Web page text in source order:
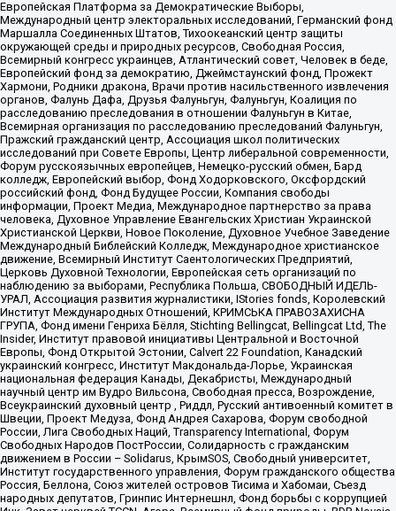
Европейская Платформа за Демократические Выборы,
Международный центр электоральных исследований, Германский фонд
Маршалла Соединенных Штатов, Тихоокеанский центр защиты
окружающей среды и природных ресурсов, Свободная Россия,
Всемирный конгресс украинцев, Атлантический совет, Человек в беде,
Европейский фонд за демократию, Джеймстаунский фонд, Прожект
Хармони, Родники дракона, Врачи против насильственного извлечения
органов, Фалунь Дафа, Друзья Фалуньгун, Фалуньгун, Коалиция по
расследованию преследования в отношении Фалуньгун в Китае,
Всемирная организация по расследованию преследований Фалуньгун,
Пражский гражданский центр, Ассоциация школ политических
исследований при Совете Европы, Центр либеральной современности,
Форум русскоязычных европейцев, Немецко-русский обмен, Бард
колледж, Европейский выбор, Фонд Ходорковского, Оксфордский
российский фонд, Фонд Будущее России, Компания свободы
информации, Проект Медиа, Международное партнерство за права
человека, Духовное Управление Евангельских Христиан Украинской
Христианской Церкви, Новое Поколение, Духовное Учебное Заведение
Международный Библейский Колледж, Международное христианское
движение, Всемирный Институт Саентологических Предприятий,
Церковь Духовной Технологии, Европейская сеть организаций по
наблюдению за выборами, Республика Польша, СВОБОДНЫЙ ИДЕЛЬ-
УРАЛ, Ассоциация развития журналистики, IStories fonds, Королевский
Институт Международных Отношений, КРИМСЬКА ПРАВОЗАХИСНА
ГРУПА, Фонд имени Генриха Бёлля, Stichting Bellingcat, Bellingcat Ltd, The
Insider, Институт правовой инициативы Центральной и Восточной
Европы, Фонд Открытой Эстонии, Calvert 22 Foundation, Канадский
украинский конгресс, Институт Макдональда-Лорье, Украинская
национальная федерация Канады, Декабристы, Международный
научный центр им Вудро Вильсона, Свободная пресса, Возрождение,
Всеукраинский духовный центр , Риддл, Русский антивоенный комитет в
Швеции, Проект Медуза, Фонд Андрея Сахарова, Форум свободной
России, Лига Свободных Наций, Transparеncy International, Форум
Свободных Народов ПостРоссии, Солидарность с гражданским
движением в России – Solidarus, КрымSOS, Свободный университет,
Институт государственного управления, Форум гражданского общества
Россия, Беллона, Союз жителей островов Тисима и Хабомаи, Съезд
народных депутатов, Гринпис Интернешнл, Фонд борьбы с коррупцией